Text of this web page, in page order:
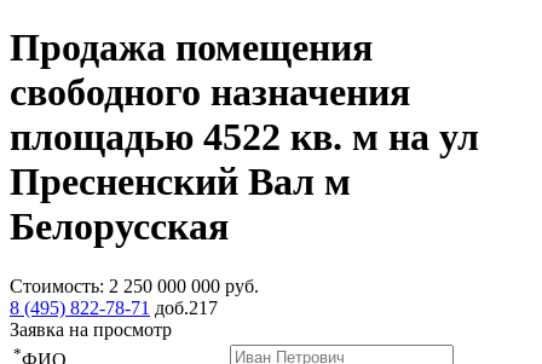
Продажа помещения
свободного назначения
площадью 4522 кв. м на ул
Пресненский Вал м
Белорусская
Стоимость: 2 250 000 000 руб.
8 (495) 822-78-71 доб.217
Заявка на просмотр
*